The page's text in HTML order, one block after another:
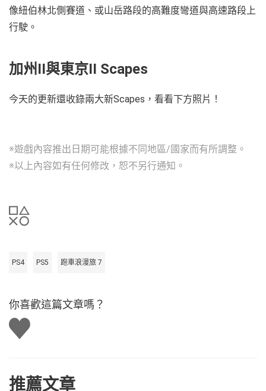
像紐伯林北側賽道、或山岳路段的高難度彎道與高速路段上
行駛。
加州II與東京II Scapes
今天的更新還收錄兩大新Scapes，看看下方照片！
※遊戲內容推出日期可能根據不同地區/國家而有所調整。
※以上內容如有任何修改，恕不另行通知。
PS4 PS5 跑車浪漫旅 7
你喜歡這篇文章嗎？
讚
推薦文章